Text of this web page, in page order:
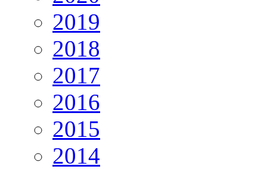
2019
2018
2017
2016
2015
2014